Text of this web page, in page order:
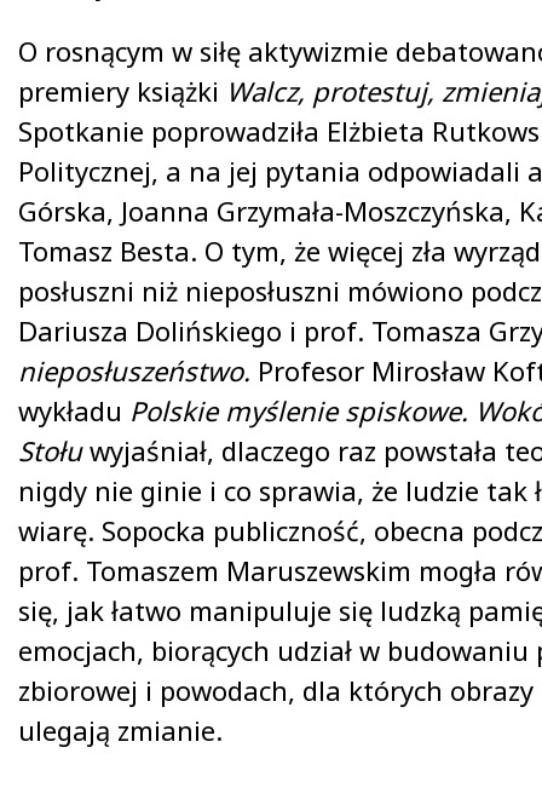
O rosnącym w siłę aktywizmie
premiery książki Walcz, protestuj,
Spotkanie poprowadziła Elżbieta
Politycznej, a na jej pytania odpowiadali
Górska, Joanna Grzymała-Moszczyńska,
Tomasz Besta. O tym, że więcej zła
posłuszni niż nieposłuszni mówiono
Dariusza Dolińskiego i prof. Tomasza
nieposłuszeństwo. Profesor Mirosław
wykładu Polskie myślenie spiskowe.
Stołuwyjaśniał, dlaczego raz powstała
nigdy nie ginie i co sprawia, że ludzie tak
wiarę. Sopocka publiczność, obecna
prof. Tomaszem Maruszewskim mogła
się, jak łatwo manipuluje się ludzką
emocjach, biorących udział w budowaniu
zbiorowej i powodach, dla których obrazy
ulegają zmianie.